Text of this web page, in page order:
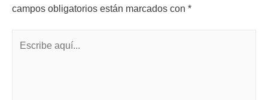
campos obligatorios están marcados con *